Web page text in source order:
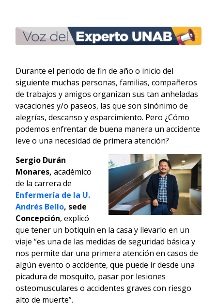
Durante el periodo de fin de año o inicio del
siguiente muchas personas, familias, compañeros
de trabajos y amigos organizan sus tan anheladas
vacaciones y/o paseos, las que son sinónimo de
alegrías, descanso y esparcimiento. Pero ¿Cómo
podemos enfrentar de buena manera un accidente
leve o una necesidad de primera atención?
Sergio Durán
Monares, académico
de la carrera de
Enfermería de la U.
Andrés Bello, sede
Concepción, explicó
que tener un botiquín en la casa y llevarlo en un
viaje “es una de las medidas de seguridad básica y
nos permite dar una primera atención en casos de
algún evento o accidente, que puede ir desde una
picadura de mosquito, pasar por lesiones
osteomusculares o accidentes graves con riesgo
alto de muerte”.